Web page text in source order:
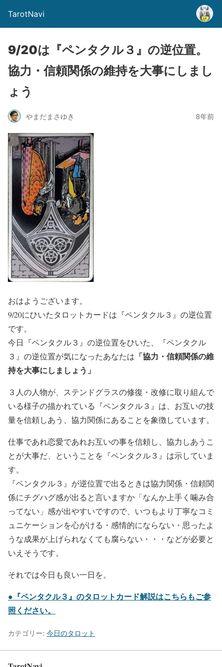
TarotNavi
9/20は『ペンタクル３』の逆位置。
協力・信頼関係の維持を大事にしまし
ょう
やまだまさゆき 8年前
おはようございます。
9/20にひいたタロットカードは『ペンタクル３』の逆位置
です。
今日『ペンタクル３』の逆位置をひいた、『ペンタクル
３』の逆位置が気になったあなたは 「協力・信頼関係の維
持を大事にしましょう」
３人の人物が、ステンドグラスの修復・改修に取り組んで
いる様子の描かれている『ペンタクル３』は、お互いの技
量を信頼しあう、協力関係にあることを象徴しています。
仕事であれ恋愛であれお互いの事を信頼し、協力しあうこ
とが大事だ、ということを『ペンタクル３』は示していま
す。
『ペンタクル３』が逆位置で出るときは協力関係・信頼関
係にチグハグ感が出ると言いますか「なんか上手く噛み合
ってない」感が出やすいですので、いつもより丁寧なコミ
ュニケーションを心がける・感情的にならない・思ったよ
うな成果が上げられなくても腐らない・・・などが必要と
いえそうです。
それでは今日も良い一日を。
●『ペンタクル３』のタロットカード解説はこちらもご参
照ください。
カテゴリー: 今日のタロット